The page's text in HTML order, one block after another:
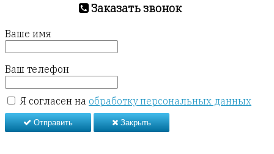
Заказать звонок
Ваше имя
Ваш телефон
Я согласен на обработку персональных данных
Отправить Закрыть